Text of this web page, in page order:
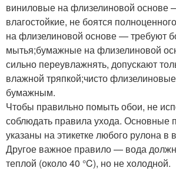
виниловые на флизелиновой
влагостойкие, не боятся
на флизелиновой основе — требуют
мытья;бумажные на флизелиновой
сильно переувлажнять, допускают
влажной тряпкой;чисто
бумажным.
Чтобы правильно помыть обои, не
соблюдать правила ухода. Основные
указаны на этикетке любого рулона в
Другое важное правило — вода
теплой (около 40 °C), но не холодной.